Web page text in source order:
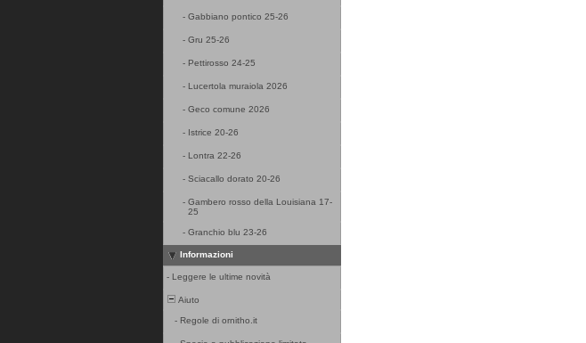
- Gabbiano pontico 25-26
- Gru 25-26
- Pettirosso 24-25
- Lucertola muraiola 2026
- Geco comune 2026
- Istrice 20-26
- Lontra 22-26
- Sciacallo dorato 20-26
- Gambero rosso della Louisiana 17-
25
- Granchio blu 23-26
Informazioni
- Leggere le ultime novità
Aiuto
- Regole di ornitho.it